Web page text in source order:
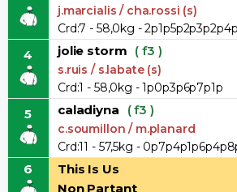
j.marcialis / cha.rossi (s)
Crd:7 - 58,0kg -
4 jolie storm ( f3 )
s.ruis / s.labate (s)
Crd:1 - 58,0kg - 1p0p3p6p7p1p
5 caladiyna ( f3 )
c.soumillon / m.planard
Crd:11 - 57,5kg -
6
This Is Us
Non Partant